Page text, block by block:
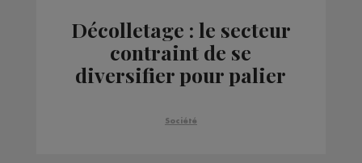
Décolletage : le secteur
contraint de se
diversifier pour palier
thermiques
Société